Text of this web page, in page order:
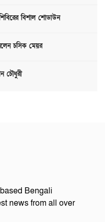
বিশাল শোডাউন
চসিক মেয়র
চৌধুরী
Bengali
news from all over